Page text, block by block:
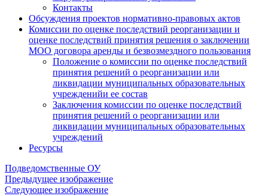
Контакты
Обсуждения проектов нормативно-правовых актов
Комиссии по оценке последствий реорганизации и
оценке последствий принятия решения о заключении
МОО договора аренды и безвозмездного пользования
Положение о комиссии по оценке последствий
принятия решений о реорганизации или
ликвидации муниципальных образовательных
учрежденийи ее состав
Заключения комиссии по оценке последствий
принятия решений о реорганизации или
ликвидации муниципальных образовательных
учреждений
Ресурсы
Подведомственные ОУ
Предыдущее изображение
Следующее изображение